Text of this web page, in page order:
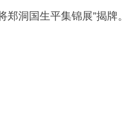
郑洞国生平集锦展”揭牌。